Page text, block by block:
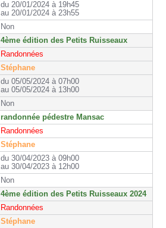
du 20/01/2024 à 19h45
au 20/01/2024 à 23h55
Non
4ème édition des Petits Ruisseaux
Randonnées
Stéphane
du 05/05/2024 à 07h00
au 05/05/2024 à 13h00
Non
randonnée pédestre Mansac
Randonnées
Stéphane
du 30/04/2023 à 09h00
au 30/04/2023 à 12h00
Non
4ème édition des Petits Ruisseaux 2024
Randonnées
Stéphane